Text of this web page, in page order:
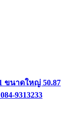
ขนาดใหญ่ 50.87
9313233